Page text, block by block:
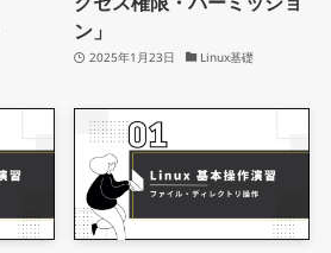
ン」
2025年1月23日 Linux基礎